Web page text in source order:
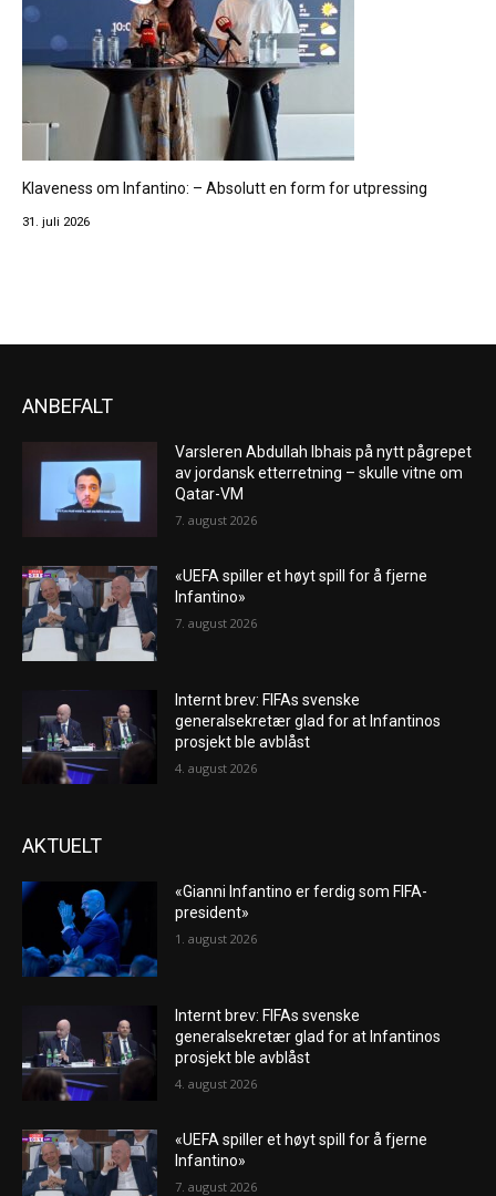
Klaveness om Infantino: – Absolutt en form for utpressing
31. juli 2026
ANBEFALT
Varsleren Abdullah Ibhais på nytt pågrepet
av jordansk etterretning – skulle vitne om
Qatar-VM
7. august 2026
«UEFA spiller et høyt spill for å fjerne
Infantino»
7. august 2026
Internt brev: FIFAs svenske
generalsekretær glad for at Infantinos
prosjekt ble avblåst
4. august 2026
AKTUELT
«Gianni Infantino er ferdig som FIFA-
president»
1. august 2026
Internt brev: FIFAs svenske
generalsekretær glad for at Infantinos
prosjekt ble avblåst
4. august 2026
«UEFA spiller et høyt spill for å fjerne
Infantino»
7. august 2026